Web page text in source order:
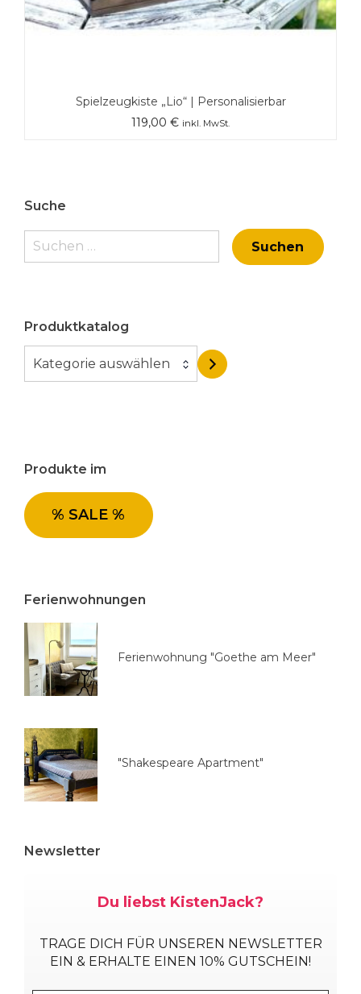
Spielzeugkiste „Lio“ | Personalisierbar
119,00 € inkl. MwSt.
Suche
Suchen
nach:
Produktkatalog
a
r
e
a
ä
h
e
n
Kategorie auswählen
Produkte im
% SALE %
Ferienwohnungen
Ferienwohnung "Goethe am Meer"
"Shakespeare Apartment"
Newsletter
Du liebst KistenJack?
TRAGE DICH FÜR UNSEREN NEWSLETTER
EIN & ERHALTE EINEN 10% GUTSCHEIN!